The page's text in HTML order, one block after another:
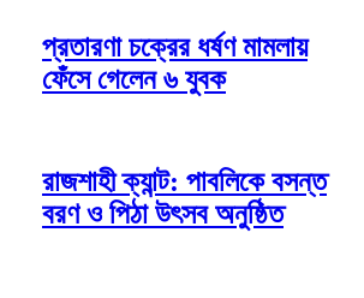
প্রতারণা চক্রের ধর্ষণ মামলায়
ফেঁসে গেলেন ৬ যুবক
রাজশাহী ক্যান্ট: পাবলিকে বসন্ত
বরণ ও পিঠা উৎসব অনুষ্ঠিত